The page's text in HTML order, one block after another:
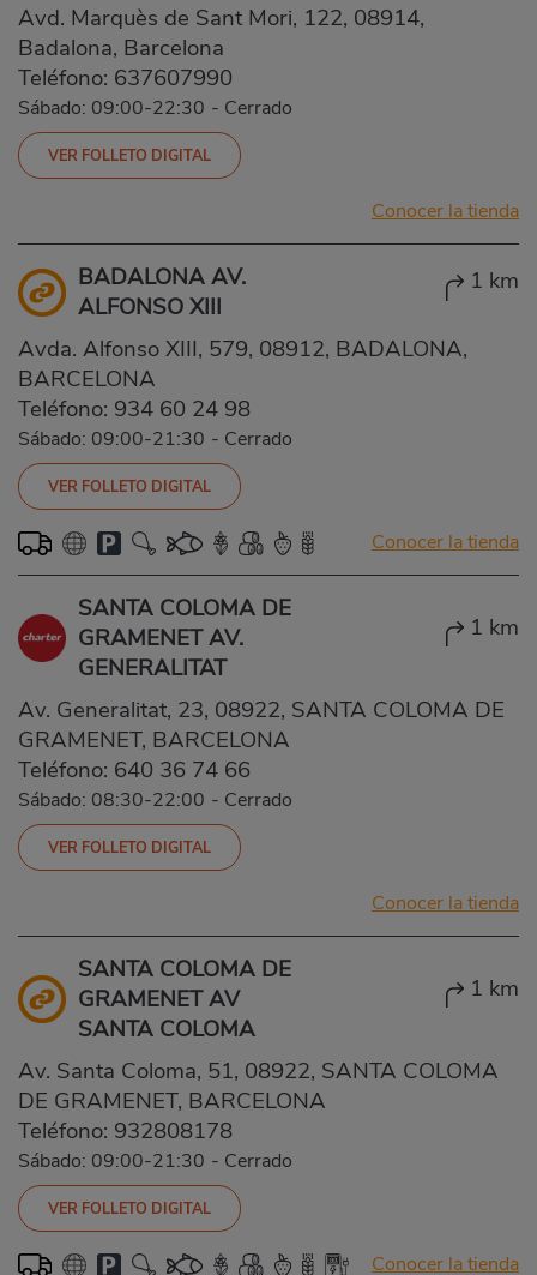
Avd. Marquès de Sant Mori, 122, 08914,
Badalona, Barcelona
Teléfono: 637607990
Sábado: 09:00-22:30 - Cerrado
VER FOLLETO DIGITAL
Conocer la tienda
BADALONA AV.
ALFONSO XIII
1 km
Avda. Alfonso XIII, 579, 08912, BADALONA,
BARCELONA
Teléfono: 934 60 24 98
Sábado: 09:00-21:30 - Cerrado
VER FOLLETO DIGITAL
Conocer la tienda
SANTA COLOMA DE
GRAMENET AV.
GENERALITAT
1 km
Av. Generalitat, 23, 08922, SANTA COLOMA DE
GRAMENET, BARCELONA
Teléfono: 640 36 74 66
Sábado: 08:30-22:00 - Cerrado
VER FOLLETO DIGITAL
Conocer la tienda
SANTA COLOMA DE
GRAMENET AV
SANTA COLOMA
1 km
Av. Santa Coloma, 51, 08922, SANTA COLOMA
DE GRAMENET, BARCELONA
Teléfono: 932808178
Sábado: 09:00-21:30 - Cerrado
VER FOLLETO DIGITAL
Conocer la tienda